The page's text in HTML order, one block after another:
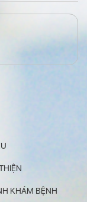
KHÁM BỆNH